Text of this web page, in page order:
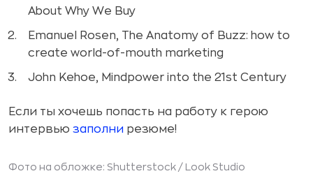
About Why We Buy
Emanuel Rosen, The Anatomy of Buzz: how to
create world-of-mouth marketing
John Kehoe, Mindpower into the 21st Century
Если ты хочешь попасть на работу к герою
интервью заполни резюме!
Фото на обложке: Shutterstock / Look Studio